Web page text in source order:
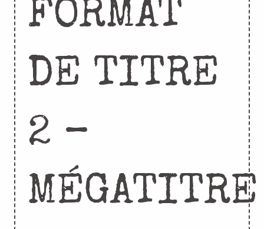
FORMAT
DE TITRE
2 –
MÉGATITRE